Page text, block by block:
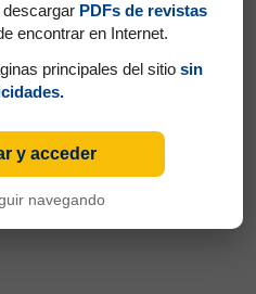
del 2006 fue transferido al
en él a comienzos del 2007
Finalmente, luego de un breve
agosto de 2007. Nunca logró
a jugar a préstamo a Grecia, al
a Boca en el 2011
PDFs de revistas
encontrar en Internet.
principales del sitio sin
y acceder
navegando